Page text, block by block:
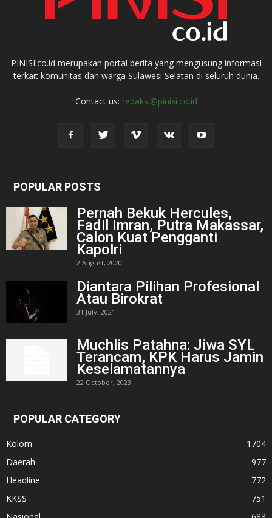
PINISI.co.id merupakan portal berita yang mengusung informasi
terkait komunitas dan warga Sulawesi Selatan di seluruh dunia.
Contact us: redaksi@pinisi.co.id
POPULAR POSTS
Pernah Bekuk Hercules,
Fadil Imran, Putra Makassar,
Calon Kuat Pengganti
Kapolri
2 August, 2020
Diantara Pilihan Profesional
Atau Birokrat
31 July, 2021
Muchlis Patahna: Jiwa SYL
Terancam, KPK Harus Jamin
Keselamatannya
22 October, 2023
POPULAR CATEGORY
Kolom
1704
Daerah
977
Headline
772
KKSS
751